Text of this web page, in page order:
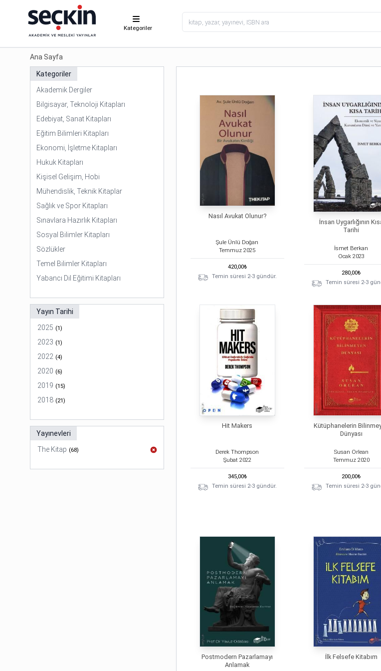
Kategoriler
Ana Sayfa
Kategoriler
Akademik Dergiler
Bilgisayar, Teknoloji Kitapları
Edebiyat, Sanat Kitapları
Eğitim Bilimleri Kitapları
Ekonomi, İşletme Kitapları
Hukuk Kitapları
Kişisel Gelişim, Hobi
Mühendislik, Teknik Kitaplar
Sağlık ve Spor Kitapları
Sınavlara Hazırlık Kitapları
Sosyal Bilimler Kitapları
Sözlükler
Temel Bilimler Kitapları
Yabancı Dil Eğitimi Kitapları
Yayın Tarihi
2025 (1)
2023 (1)
2022 (4)
2020 (6)
2019 (15)
2018 (21)
Yayınevleri
The Kitap (68)
Nasıl Avukat Olunur?
Şule Ünlü Doğan
Temmuz 2025
420,00₺
Temin süresi 2-3 gündür.
İnsan Uygarlığının
Tarihi
İsmet Berkan
Ocak 2023
280,00₺
Temin süresi 2-3
Hit Makers
Derek Thompson
Şubat 2022
345,00₺
Temin süresi 2-3 gündür.
Kütüphanelerin
Dünyası
Susan Orlean
Temmuz 2020
200,00₺
Temin süresi 2-3
Postmodern Pazarlamayı
Anlamak
İlk Felsefe Kitabım